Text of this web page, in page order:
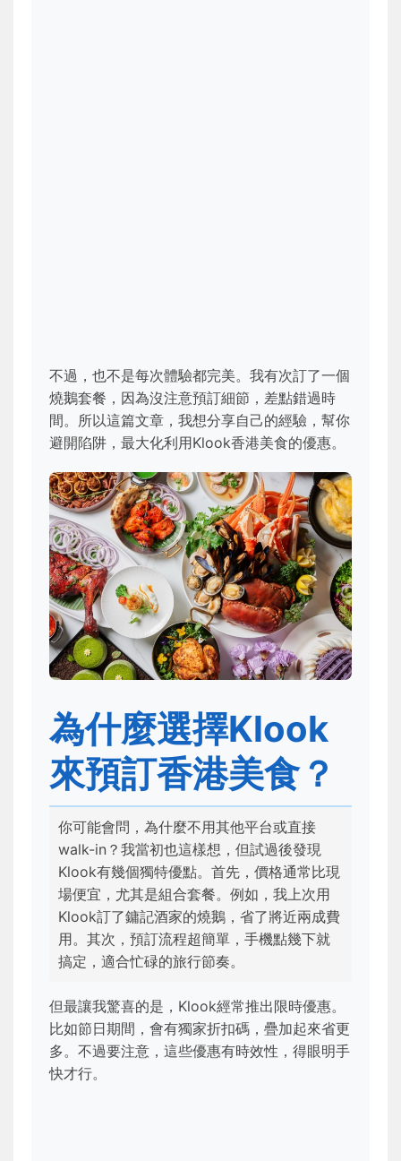
不過，也不是每次體驗都完美。我有次訂了一個
燒鵝套餐，因為沒注意預訂細節，差點錯過時
間。所以這篇文章，我想分享自己的經驗，幫你
避開陷阱，最大化利用Klook香港美食的優惠。
為什麼選擇Klook
來預訂香港美食？
你可能會問，為什麼不用其他平台或直接
walk-in？我當初也這樣想，但試過後發現
Klook有幾個獨特優點。首先，價格通常比現
場便宜，尤其是組合套餐。例如，我上次用
Klook訂了鏞記酒家的燒鵝，省了將近兩成費
用。其次，預訂流程超簡單，手機點幾下就
搞定，適合忙碌的旅行節奏。
但最讓我驚喜的是，Klook經常推出限時優惠。
比如節日期間，會有獨家折扣碼，疊加起來省更
多。不過要注意，這些優惠有時效性，得眼明手
快才行。